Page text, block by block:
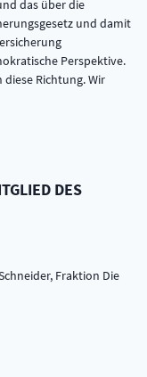
DES
Fraktion Die